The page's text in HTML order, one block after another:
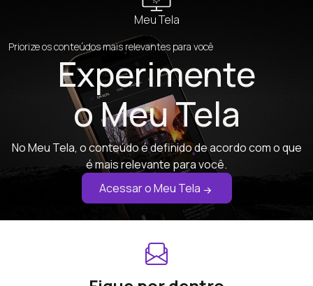
Meu Tela
Priorize os conteúdos mais relevantes para você
Experimente
o Meu Tela
No Meu Tela, o conteúdo é definido de acordo com o que
é mais relevante para você.
Acessar o Meu Tela